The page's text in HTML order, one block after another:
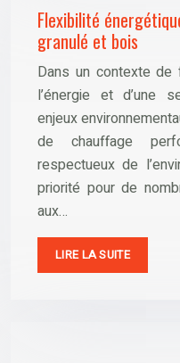
Flexibilité
granulé et bois
Dans un contexte
l’énergie et d’une
enjeux
de chauffage
respectueux de
priorité pour de
aux…
LIRE LA SUITE